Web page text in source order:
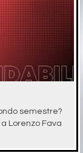
semestre?
Lorenzo Fava